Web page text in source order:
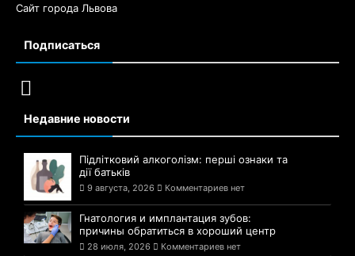
Сайт города Львова
Подписаться
Недавние новости
Підлітковий алкоголізм: перші ознаки та
дії батьків
9 августа, 2026 Комментариев нет
Гнатология и имплантация зубов:
причины обратиться в хороший центр
28 июля, 2026 Комментариев нет